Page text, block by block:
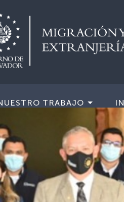
TRABAJO